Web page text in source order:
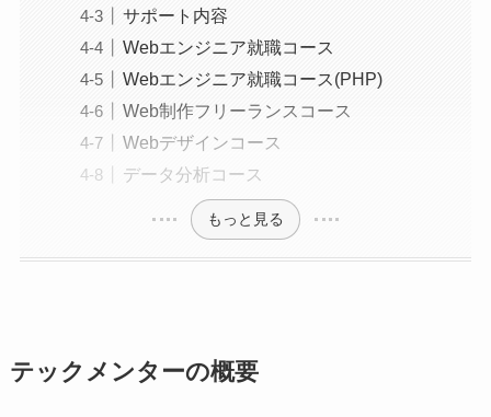
サポート内容
Webエンジニア就職コース
Webエンジニア就職コース(PHP)
Web制作フリーランスコース
Webデザインコース
データ分析コース
もっと見る
テックメンターの概要